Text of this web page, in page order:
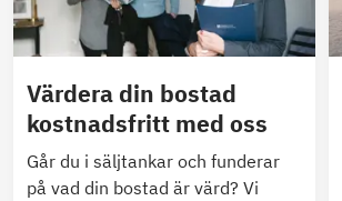
Värdera din bostad
kostnadsfritt med oss
Går du i säljtankar och funderar
på vad din bostad är värd? Vi